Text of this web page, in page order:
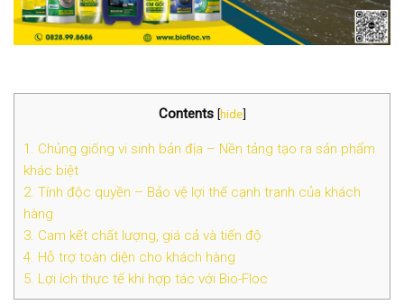
Contents [hide]
1. Chủng giống vi sinh bản địa – Nền tảng tạo ra sản phẩm
khác biệt
2. Tính độc quyền – Bảo vệ lợi thế cạnh tranh của khách
hàng
3. Cam kết chất lượng, giá cả và tiến độ
4. Hỗ trợ toàn diện cho khách hàng
5. Lợi ích thực tế khi hợp tác với Bio-Floc